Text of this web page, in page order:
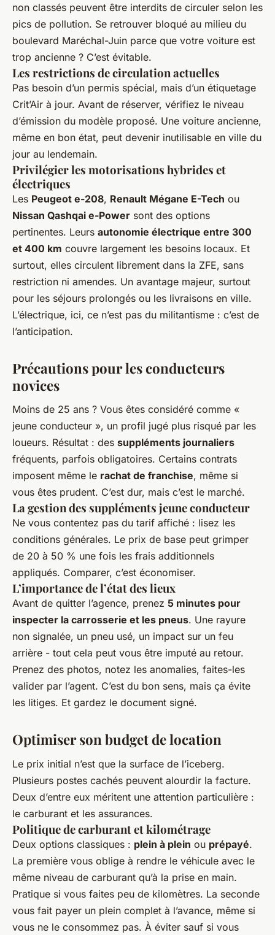
non classés peuvent être interdits de circuler selon les
pics de pollution. Se retrouver bloqué au milieu du
boulevard Maréchal-Juin parce que votre voiture est
trop ancienne ? C’est évitable.
Les restrictions de circulation actuelles
Pas besoin d’un permis spécial, mais d’un étiquetage
Crit’Air à jour. Avant de réserver, vérifiez le niveau
d’émission du modèle proposé. Une voiture ancienne,
même en bon état, peut devenir inutilisable en ville du
jour au lendemain.
Privilégier les motorisations hybrides et
électriques
Les Peugeot e-208, Renault Mégane E-Tech ou
Nissan Qashqai e-Power sont des options
pertinentes. Leurs autonomie électrique entre 300
et 400 km couvre largement les besoins locaux. Et
surtout, elles circulent librement dans la ZFE, sans
restriction ni amendes. Un avantage majeur, surtout
pour les séjours prolongés ou les livraisons en ville.
L’électrique, ici, ce n’est pas du militantisme : c’est de
l’anticipation.
Précautions pour les conducteurs
novices
Moins de 25 ans ? Vous êtes considéré comme «
jeune conducteur », un profil jugé plus risqué par les
loueurs. Résultat : des suppléments journaliers
fréquents, parfois obligatoires. Certains contrats
imposent même le rachat de franchise, même si
vous êtes prudent. C’est dur, mais c’est le marché.
La gestion des suppléments jeune conducteur
Ne vous contentez pas du tarif affiché : lisez les
conditions générales. Le prix de base peut grimper
de 20 à 50 % une fois les frais additionnels
appliqués. Comparer, c’est économiser.
L’importance de l’état des lieux
Avant de quitter l’agence, prenez 5 minutes pour
inspecter la carrosserie et les pneus. Une rayure
non signalée, un pneu usé, un impact sur un feu
arrière - tout cela peut vous être imputé au retour.
Prenez des photos, notez les anomalies, faites-les
valider par l’agent. C’est du bon sens, mais ça évite
les litiges. Et gardez le document signé.
Optimiser son budget de location
Le prix initial n’est que la surface de l’iceberg.
Plusieurs postes cachés peuvent alourdir la facture.
Deux d’entre eux méritent une attention particulière :
le carburant et les assurances.
Politique de carburant et kilométrage
Deux options classiques : plein à plein ou prépayé.
La première vous oblige à rendre le véhicule avec le
même niveau de carburant qu’à la prise en main.
Pratique si vous faites peu de kilomètres. La seconde
vous fait payer un plein complet à l’avance, même si
vous ne le consommez pas. À éviter sauf si vous